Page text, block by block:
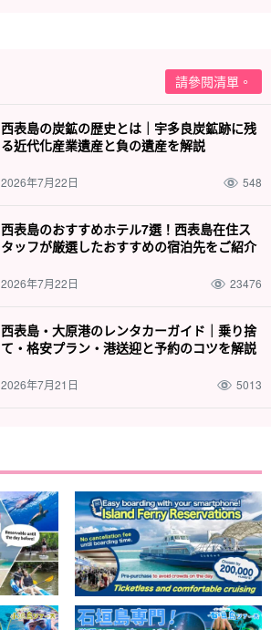
請參閱清單。
西表島の炭鉱の歴史とは｜宇多良炭鉱跡に残
る近代化産業遺産と負の遺産を解説
2026年7月22日 548
西表島のおすすめホテル7選！西表島在住ス
タッフが厳選したおすすめの宿泊先をご紹介
2026年7月22日 23476
西表島・大原港のレンタカーガイド｜乗り捨
て・格安プラン・港送迎と予約のコツを解説
2026年7月21日 5013